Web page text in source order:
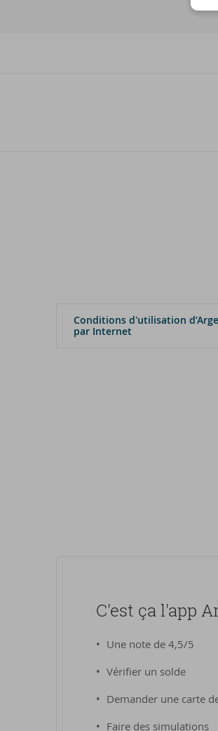
Condi­tions d'uti­li­sa­tion
par In­ter­net
C'est ça l'app
Une note de 4,5/5
Vérifier un solde
Demander une carte
Faire des simulations